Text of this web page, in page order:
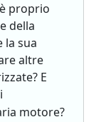
proprio
della
la sua
altre
E
motore?